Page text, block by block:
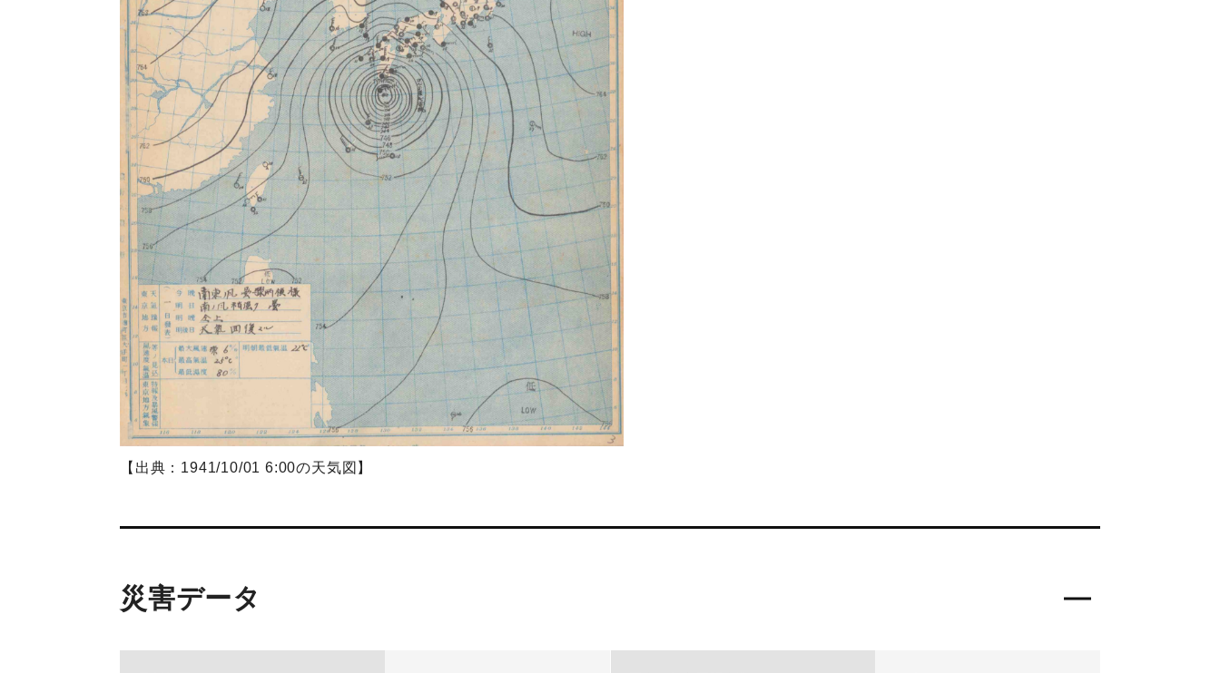
【出典：1941/10/01 6:00の天気図】
災害データ